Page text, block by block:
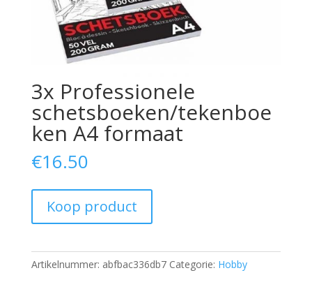
3x Professionele
schetsboeken/tekenboe
ken A4 formaat
€16.50
Koop product
Artikelnummer: abfbac336db7 Categorie: Hobby